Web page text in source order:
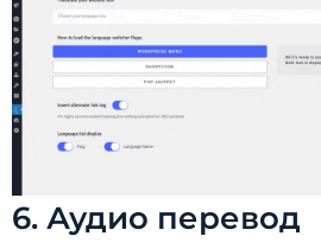
6. Аудио перевод